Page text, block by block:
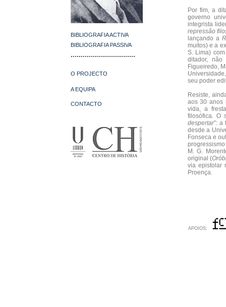
BIBLIOGRAFIA ACTIVA
BIBLIOGRAFIA PASSIVA
................................
O PROJECTO
A EQUIPA
CONTACTO
Por fim, a
governo
integrista
repressão
lançando a
muitos) e a
S. Lima)
ditador,
Figueiredo,
seu poder
Resiste,
aos 30 anos
vida, a
filosófica. O
despertar”: a
desde a
Fonseca e
M. G.
original (
via epistolar
Proença.
APOIOS: